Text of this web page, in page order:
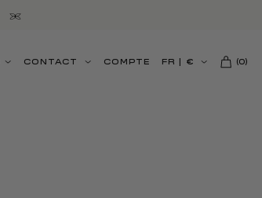
CONTACT COMPTE FR € (0)